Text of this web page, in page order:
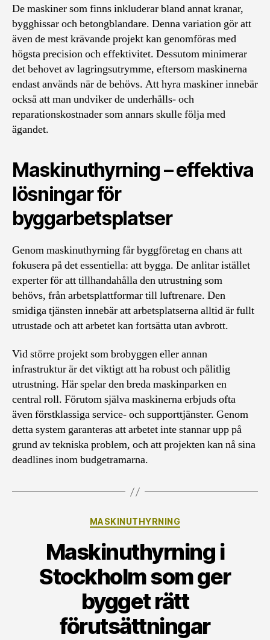
De maskiner som finns inkluderar bland annat kranar,
bygghissar och betongblandare. Denna variation gör att
även de mest krävande projekt kan genomföras med
högsta precision och effektivitet. Dessutom minimerar
det behovet av lagringsutrymme, eftersom maskinerna
endast används när de behövs. Att hyra maskiner innebär
också att man undviker de underhålls- och
reparationskostnader som annars skulle följa med
ägandet.
Maskinuthyrning – effektiva
lösningar för
byggarbetsplatser
Genom maskinuthyrning får byggföretag en chans att
fokusera på det essentiella: att bygga. De anlitar istället
experter för att tillhandahålla den utrustning som
behövs, från arbetsplattformar till luftrenare. Den
smidiga tjänsten innebär att arbetsplatserna alltid är fullt
utrustade och att arbetet kan fortsätta utan avbrott.
Vid större projekt som brobyggen eller annan
infrastruktur är det viktigt att ha robust och pålitlig
utrustning. Här spelar den breda maskinparken en
central roll. Förutom själva maskinerna erbjuds ofta
även förstklassiga service- och supporttjänster. Genom
detta system garanteras att arbetet inte stannar upp på
grund av tekniska problem, och att projekten kan nå sina
deadlines inom budgetramarna.
Kategorier
MASKINUTHYRNING
Maskinuthyrning i
Stockholm som ger
bygget rätt
förutsättningar